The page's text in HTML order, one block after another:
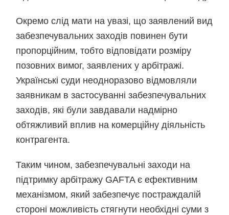
Окремо слід мати на увазі, що заявлений вид
забезпечувальних заходів повинен бути
пропорційним, тобто відповідати розміру
позовних вимог, заявлених у арбітражі.
Українські суди неодноразово відмовляли
заявникам в застосуванні забезпечувальних
заходів, які були завдавали надмірно
обтяжливий вплив на комерційну діяльність
контрагента.
Таким чином, забезпечувальні заходи на
підтримку арбітражу GAFTA є ефективним
механізмом, який забезпечує постраждалій
стороні можливість стягнути необхідні суми з